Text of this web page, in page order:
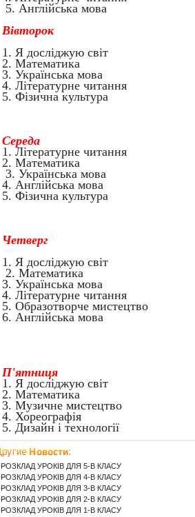
5. Англійська мова
Вівторок
1. Я досліджую світ
2. Математика
3. Українська мова
4. Літературне читання
5. Фізична культура
Середа
1.Літературне читання
2. Математика
3. Українська мова
4. Англійська мова
5. Фізична культура
Четверг
1. Я досліджую світ
2. Математика
3. Українська мова
4. Літературне читання
5. Образотворче мистецтво
6. Англійська мова
П'ятниця
1. Я досліджую світ
2. Математика
3. Музичне мистецтво
4. Хореографія
5. Дизайн і технології
РОЗКЛАД УРОКІВ ДЛЯ 5-В КЛАСУ
РОЗКЛАД УРОКІВ ДЛЯ 4-В КЛАСУ
РОЗКЛАД УРОКІВ ДЛЯ 3-В КЛАСУ
РОЗКЛАД УРОКІВ ДЛЯ 2-В КЛАСУ
РОЗКЛАД УРОКІВ ДЛЯ 1-В КЛАСУ